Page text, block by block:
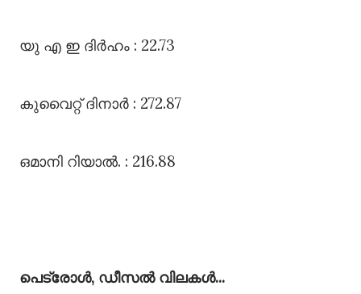
യു എ ഇ ദിർഹം : 22.73
കുവൈറ്റ്‌ ദിനാർ : 272.87
ഒമാനി റിയാൽ. : 216.88
പെട്രോൾ, ഡീസൽ വിലകൾ...